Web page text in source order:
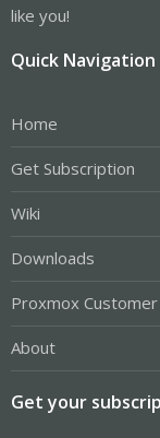
like you!
Quick Navigation
Home
Get Subscription
Wiki
Downloads
Proxmox
About
Get your